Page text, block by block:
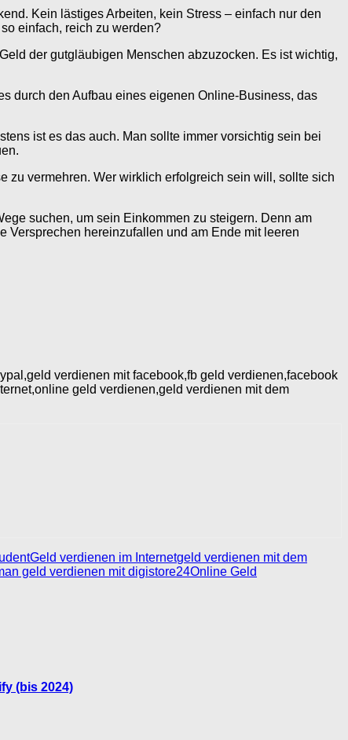
Kein lästiges Arbeiten, kein Stress – einfach nur den
einfach, reich zu werden?
der gutgläubigen Menschen abzuzocken. Es ist wichtig,
durch den Aufbau eines eigenen Online-Business, das
ist es das auch. Man sollte immer vorsichtig sein bei
zu vermehren. Wer wirklich erfolgreich sein will, sollte sich
suchen, um sein Einkommen zu steigern. Denn am
Versprechen hereinzufallen und am Ende mit leeren
verdienen mit facebook,fb geld verdienen,facebook
geld verdienen,geld verdienen mit dem
Geld verdienen im Internetgeld verdienen mit dem
geld verdienen mit digistore24Online Geld
(bis 2024)